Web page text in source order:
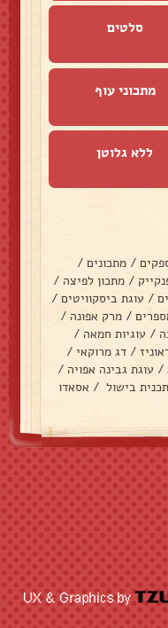
סלטים
מתכוני עוף
ללא גלוטן
/ מתכונים /
/ מתכון לפיצה /
/ עוגת ביסקוויטים /
/ מרק אפונה /
/ עוגיות חמאה /
/ דג מרוקאי /
/ עוגת גבינה אפויה /
תכנית בישול / אסאדו